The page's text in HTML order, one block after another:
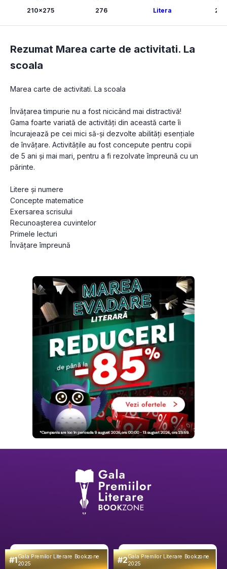
210x275 276 Litera
Rezumat Marea carte de activitati. La
scoala
Marea carte de activitati. La scoala
Învățarea timpurie nu a fost nicicând mai distractivă!
Gama foarte variată de activități din această carte îi
încurajează pe cei mici să-și dezvolte abilități esențiale
de învățare. Activitățile au fost concepute pentru copii
de 5 ani și mai mari, pentru a fi rezolvate împreună cu un
părinte.
Litere și numere
Concepte matematice
Exersarea scrisului
Recunoașterea cuvintelor
Primele lecturi
Învățare împreună
#1Gala Premilor Literare Bookzone
2025 #2Gala Premilor Literare Bookzone
2025